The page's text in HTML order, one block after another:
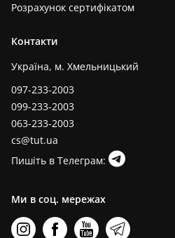
Розрахунок сертифікатом
Контакти
Україна, м. Хмельницький
097-233-2003
099-233-2003
063-233-2003
cs@tut.ua
Пишіть в Телеграм:
Ми в соц. мережах